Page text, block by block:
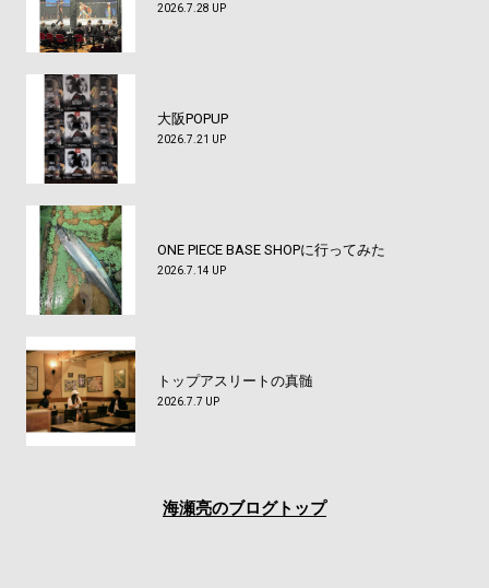
2026.7.28 UP
大阪POPUP
2026.7.21 UP
ONE PIECE BASE SHOPに行ってみた
2026.7.14 UP
トップアスリートの真髄
2026.7.7 UP
海瀬亮のブログトップ